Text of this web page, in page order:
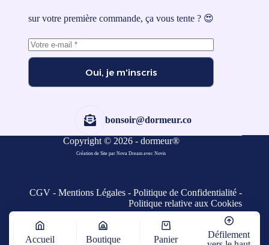
sur votre première commande, ça vous tente ? 😍
Oui, je m'inscris
bonsoir@dormeur.co
Copyright © 2026 - dormeur®
Création de Site par Nova Dream avecNovis
CGV -Mentions Légales -Politique de Confidentialité -
Politique relative aux Cookies
Accueil Boutique Panier
Défilement